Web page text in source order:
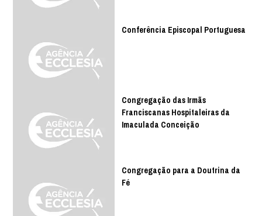
Conferência Episcopal Portuguesa
Congregação das Irmãs
Franciscanas Hospitaleiras da
Imaculada Conceição
Congregação para a Doutrina da
Fé